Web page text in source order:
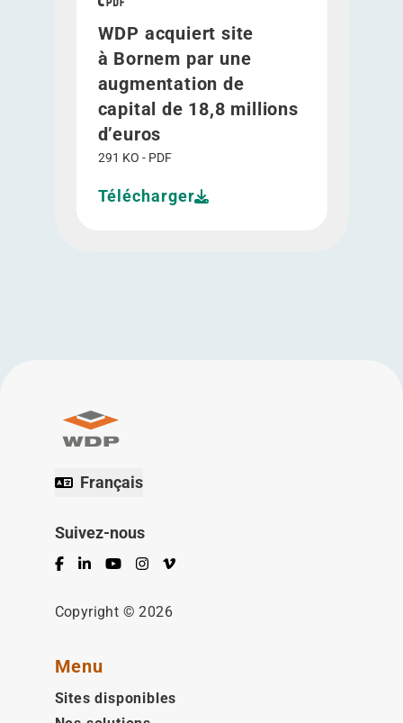
WDP acquiert site
à Bornem par une
augmentation de
capital de 18,8 millions
d’euros
291 KO - PDF
Télécharger
Français
Suivez-nous
Facebook
LinkedInYouTubeInstagram
Vimeo
Copyright © 2026
Menu
Sites disponibles